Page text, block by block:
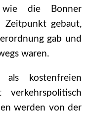
wie die Bonner
Zeitpunkt gebaut,
gab und
waren.
als kostenfreien
werden von der